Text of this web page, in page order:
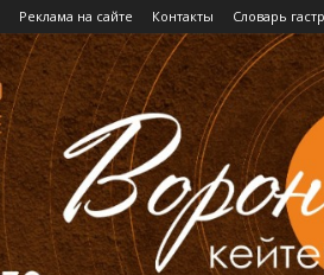
Реклама на сайте Контакты Словарь